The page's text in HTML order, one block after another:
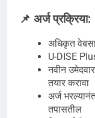
📌 अर्ज प्रक्रिया:
अधिकृत
U-DISE
नवीन
तयार करावा
अर्ज
तपासतील